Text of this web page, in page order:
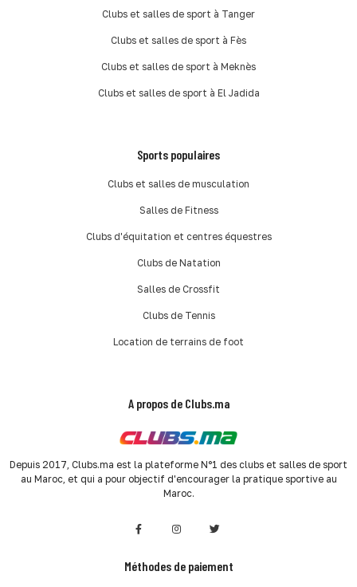
Clubs et salles de sport à Tanger
Clubs et salles de sport à Fès
Clubs et salles de sport à Meknès
Clubs et salles de sport à El Jadida
Sports populaires
Clubs et salles de musculation
Salles de Fitness
Clubs d'équitation et centres équestres
Clubs de Natation
Salles de Crossfit
Clubs de Tennis
Location de terrains de foot
A propos de Clubs.ma
Depuis 2017, Clubs.ma est la plateforme N°1 des clubs et salles de sport
au Maroc, et qui a pour objectif d'encourager la pratique sportive au
Maroc.
Méthodes de paiement